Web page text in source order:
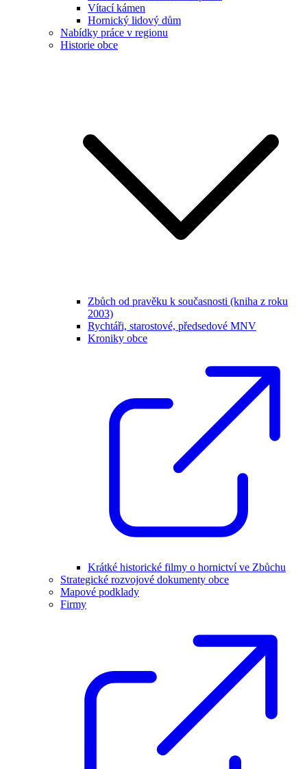
Vítací kámen
Hornický lidový dům
Nabídky práce v regionu
Historie obce
Zbůch od pravěku k současnosti (kniha z roku
2003)
Rychtáři, starostové, předsedové MNV
Kroniky obce
Krátké historické filmy o hornictví ve Zbůchu
Strategické rozvojové dokumenty obce
Mapové podklady
Firmy